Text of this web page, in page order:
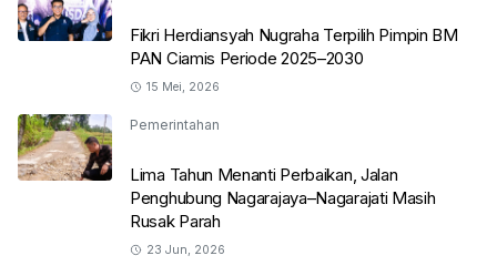
Fikri Herdiansyah Nugraha Terpilih Pimpin BM
PAN Ciamis Periode 2025–2030
15 Mei, 2026
Pemerintahan
Lima Tahun Menanti Perbaikan, Jalan
Penghubung Nagarajaya–Nagarajati Masih
Rusak Parah
23 Jun, 2026